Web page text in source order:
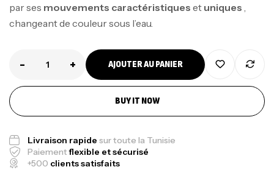
par ses mouvements caractéristiques et uniques
changeant de couleur sous l’eau.
- + AJOUTER AU PANIER
BUY IT NOW
Livraison rapide sur toute la Tunisie
Paiementflexible et sécurisé
+500 clients satisfaits